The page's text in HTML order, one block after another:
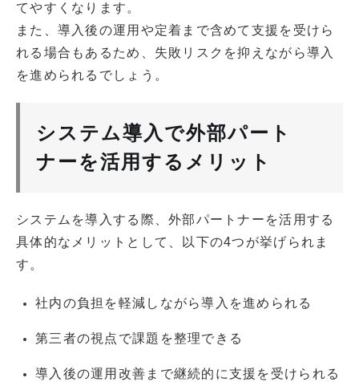
てやすくなります。
また、導入後の運用や定着まで含めて支援を受けら
れる場合もあるため、失敗リスクを抑えながら導入
を進められるでしょう。
システム導入で外部パート
ナーを活用するメリット
システムを導入する際、外部パートナーを活用する
具体的なメリットとして、以下の4つが挙げられま
す。
社内の負担を軽減しながら導入を進められる
第三者の視点で課題を整理できる
導入後の運用改善まで継続的に支援を受けられる